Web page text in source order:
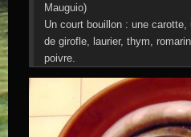
Mauguio)
Un court bouillon : une
de girofle, laurier, thym,
poivre.